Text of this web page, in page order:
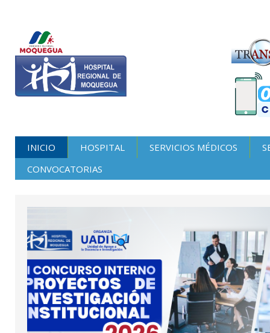
INICIO HOSPITAL SERVICIOS MÉDICOS
CONVOCATORIAS